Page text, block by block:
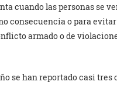
cuando las personas se
consecuencia o para
armado o de
se han reportado casi tres